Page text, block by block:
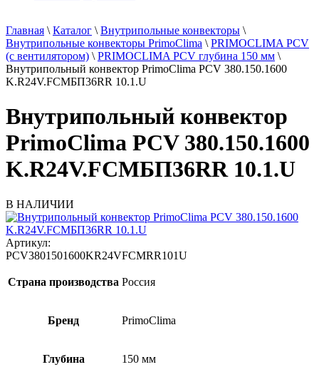
Главная \ Каталог \ Внутрипольные конвекторы \
Внутрипольные конвекторы PrimoClima \ PRIMOCLIMA PCV
(c вентилятором) \ PRIMOCLIMA PCV глубина 150 мм \
Внутрипольный конвектор PrimoClima PCV 380.150.1600
K.R24V.FCMБП36RR 10.1.U
Внутрипольный конвектор
PrimoClima PCV 380.150.1600
K.R24V.FCMБП36RR 10.1.U
В НАЛИЧИИ
Артикул:
PCV3801501600KR24VFCMRR101U
Страна производства Россия
Бренд PrimoClima
Глубина 150 мм